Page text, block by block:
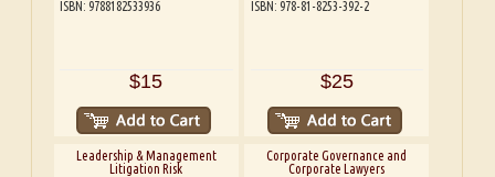
ISBN: 9788182533936
$15
ISBN: 978-81-8253-392-2
$25
Leadership & Management
Litigation Risk
Corporate Governance and
Corporate Lawyers